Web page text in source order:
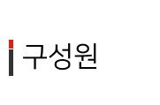
연구
구성원